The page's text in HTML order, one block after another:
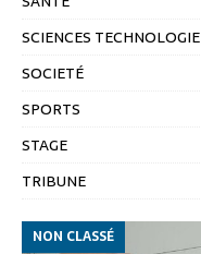
SCIENCES TECHNOLOGIE
SOCIETÉ
SPORTS
STAGE
TRIBUNE
NON CLASSÉ